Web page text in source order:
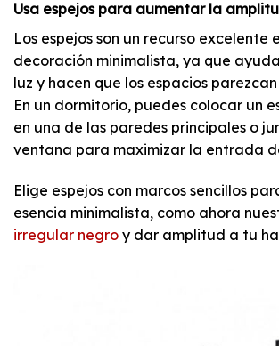
Usa espejos para aumentar la
Los espejos son un recurso excelente
decoración minimalista, ya que
luz y hacen que los espacios
En un dormitorio, puedes colocar un
en una de las paredes principales o
ventana para maximizar la entrada
Elige espejos con marcos sencillos
esencia minimalista, como ahora
irregular negro y dar amplitud a tu